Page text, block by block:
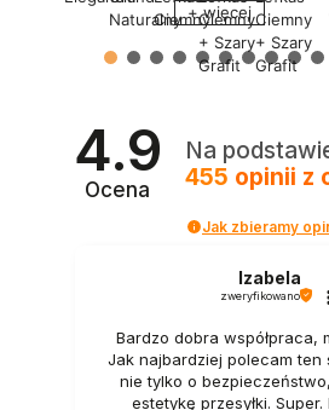
+ więcej
4.9
Ocena
Na
455 opinii z
Jak zbieramy
Izabela
zweryfikowano
Bardzo dobra współpraca,
Jak najbardziej polecam ten
nie tylko o
estetykę przesyłki. Super.